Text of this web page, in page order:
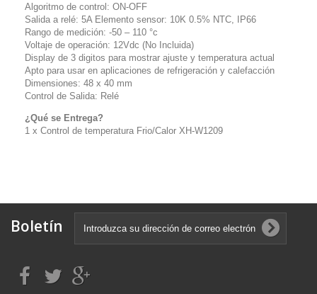
Algoritmo de control: ON-OFF
Salida a relé: 5A Elemento sensor: 10K 0.5% NTC, IP66
Rango de medición: -50 – 110 °c
Voltaje de operación: 12Vdc (No Incluida)
Display de 3 digitos para mostrar ajuste y temperatura actual
Apto para usar en aplicaciones de refrigeración y calefacción
Dimensiones: 48 x 40 mm
Control de Salida: Relé
¿Qué se Entrega?
1 x Control de temperatura Frio/Calor XH-W1209
Boletín